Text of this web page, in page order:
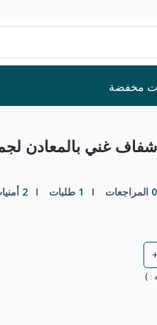
مخفضة
شفاف غني بالمعادن
0 المراجعات 1 طلبات 2
+
:
)